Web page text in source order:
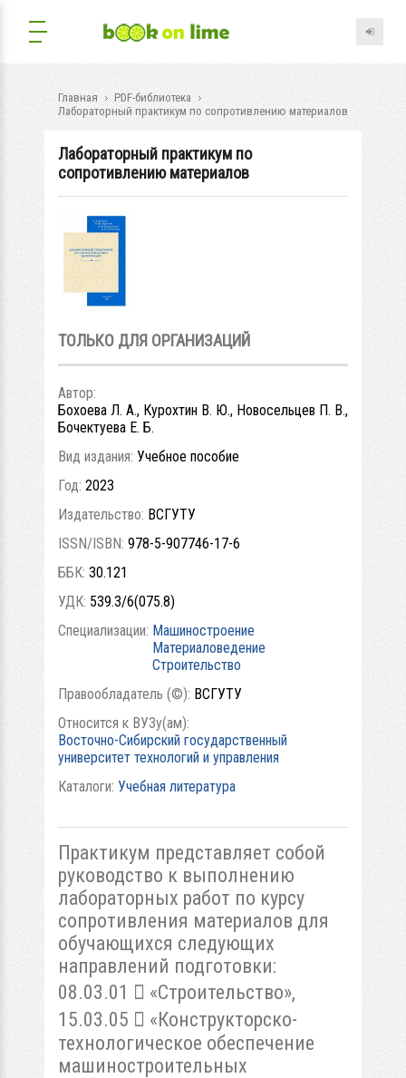
Главная
PDF-библиотека
Лабораторный практикум по сопротивлению материалов
Лабораторный практикум по
сопротивлению материалов
ТОЛЬКО ДЛЯ ОРГАНИЗАЦИЙ
Автор:
Бохоева Л. А., Курохтин В. Ю., Новосельцев П. В.,
Бочектуева Е. Б.
Вид издания: Учебное пособие
Год: 2023
Издательство: ВСГУТУ
ISSN/ISBN: 978-5-907746-17-6
ББК: 30.121
УДК: 539.3/6(075.8)
Специализации: Машиностроение
Материаловедение
Строительство
Правообладатель (©): ВСГУТУ
Относится к ВУЗу(ам):
Восточно-Сибирский государственный
университет технологий и управления
Каталоги: Учебная литература
Практикум представляет собой
руководство к выполнению
лабораторных работ по курсу
сопротивления материалов для
обучающихся следующих
направлений подготовки:
08.03.01  «Строительство»,
15.03.05  «Конструкторско-
технологическое обеспечение
машиностроительных